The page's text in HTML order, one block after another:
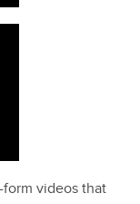
videos that